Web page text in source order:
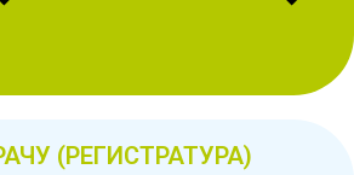
(РЕГИСТРАТУРА)